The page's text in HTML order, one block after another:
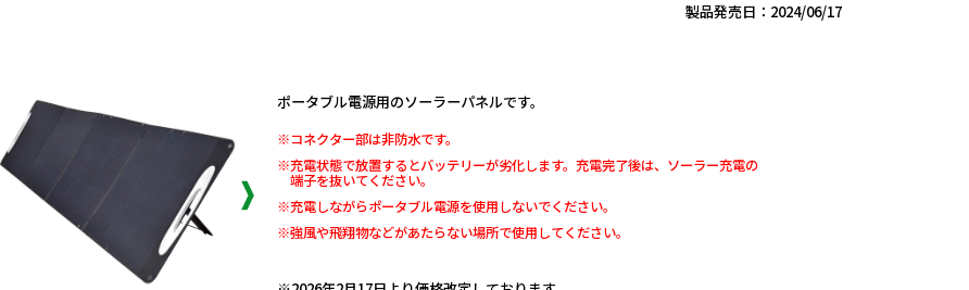
製品発売日：2024/06/17
ポータブル電源用のソーラーパネルです。
※コネクター部は非防水です。
※充電状態で放置するとバッテリーが劣化します。充電完了後は、ソーラー充電の
端子を抜いてください。
※充電しながらポータブル電源を使用しないでください。
※強風や飛翔物などがあたらない場所で使用してください。